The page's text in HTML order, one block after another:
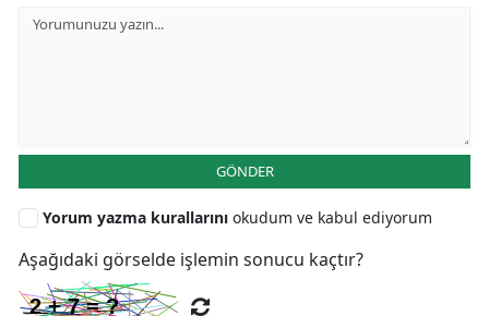
GÖNDER
Yorum yazma kurallarını okudum ve kabul ediyorum
Aşağıdaki görselde işlemin sonucu kaçtır?